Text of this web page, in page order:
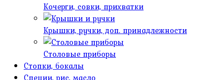
Кочерги, совки, прихватки
Крышки, ручки, доп. принадлежности
Столовые приборы
Стопки, бокалы
Специи, рис, масло